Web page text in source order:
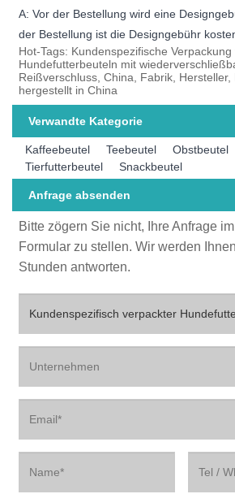
A: Vor der Bestellung wird eine
der Bestellung ist die Designgebühr
Hot-Tags: Kundenspezifische Verpackung
Hundefutterbeuteln mit
Reißverschluss, China, Fabrik,
hergestellt in China
Verwandte Kategorie
Kaffeebeutel Teebeutel
Obstbeutel
Tierfutterbeutel
Snackbeutel
Anfrage absenden
Bitte zögern Sie nicht, Ihre Anfrage
Formular zu stellen. Wir werden
Stunden antworten.